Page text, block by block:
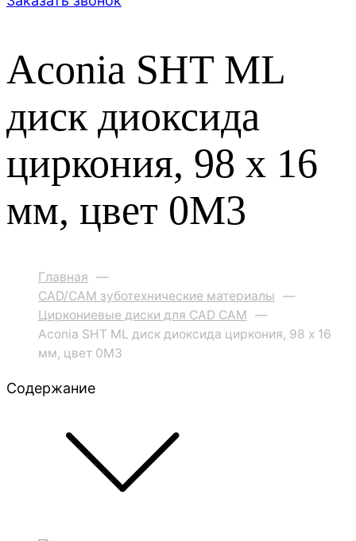
Aconia SHT ML
диск диоксида
циркония, 98 x 16
мм, цвет 0M3
Главная —
CAD/CAM зуботехнические материалы —
Циркониевые диски для CAD CAM —
Aconia SHT ML диск диоксида циркония, 98 x 16
мм, цвет 0M3
Содержание